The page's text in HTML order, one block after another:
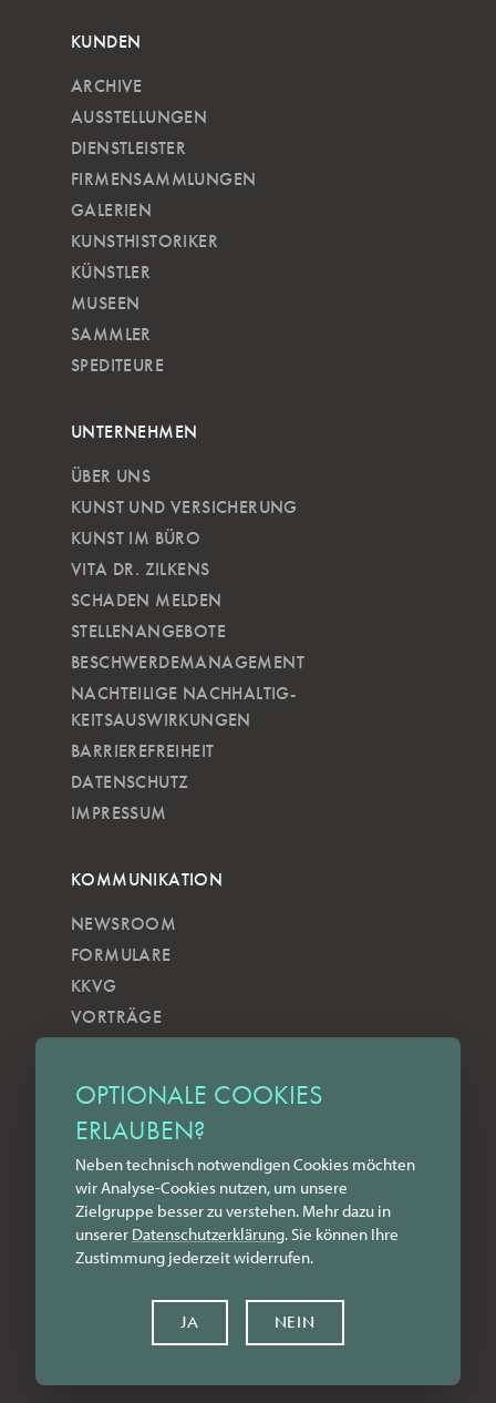
OPTIONALE COOKIES
ERLAUBEN?
Neben technisch notwendigen Cookies möchten
wir Analyse-Cookies nutzen, um unsere
Zielgruppe besser zu verstehen. Mehr dazu in
unserer Datenschutz­erklärung. Sie können Ihre
Zustimmung jederzeit widerrufen.
JA NEIN
KUNDEN
ARCHIVE
AUSSTELLUNGEN
DIENSTLEISTER
FIRMENSAMMLUNGEN
GALERIEN
KUNSTHISTORIKER
KÜNSTLER
MUSEEN
SAMMLER
SPEDITEURE
UNTERNEHMEN
ÜBER UNS
KUNST UND VERSICHERUNG
KUNST IM BÜRO
VITA DR. ZILKENS
SCHADEN MELDEN
STELLENANGEBOTE
BESCHWERDEMANAGEMENT
NACHTEILIGE NACH­HALTIG­
KEITSAUSWIRKUNGEN
BARRIEREFREIHEIT
DATENSCHUTZ
IMPRESSUM
KOMMUNIKATION
NEWSROOM
FORMULARE
KKVG
VORTRÄGE
ZILKENS NEWSBLOG
NEWSLETTER
YOUTUBE
INSTAGRAM
FACEBOOK
LINKEDIN